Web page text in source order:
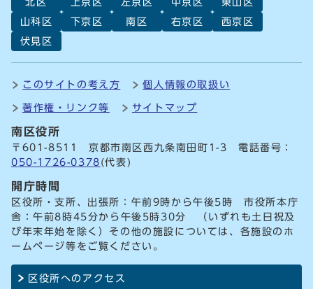
北区 上京区 左京区 中京区
東山区
山科区
下京区 南区 右京区
西京区
伏見区
このサイトの考え方 個人情報の取扱い
著作権・リンク等 サイトマップ
南区役所
〒601-8511 京都市南区西九条南田町1-3 電話番号：
050-1726-0378 (代表)
開庁時間
区役所・支所、出張所：午前9時から午後5時 市役所本庁
舎：午前8時45分から午後5時30分 （いずれも土日祝及
び年末年始を除く）その他の施設については、各施設のホ
ームページ等をご覧ください。
区役所へのアクセス